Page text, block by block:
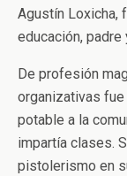
Agustín Loxicha,
educación,
De profesión
organizativas
potable a la
impartía clases.
pistolerismo en